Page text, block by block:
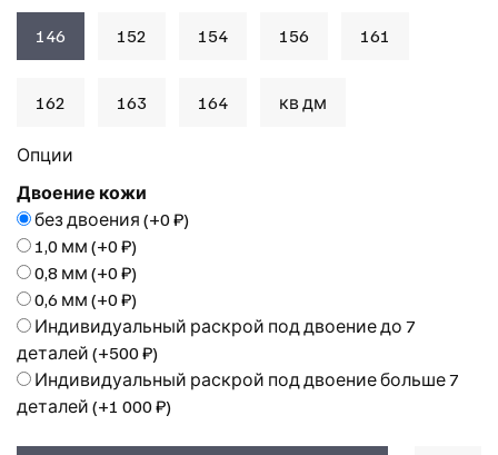
146 152 154 156 161
162 163 164 кв дм
Опции
Двоение кожи
без двоения (+0 ₽)
1,0 мм (+0 ₽)
0,8 мм (+0 ₽)
0,6 мм (+0 ₽)
Индивидуальный раскрой под двоение до 7
деталей (+500 ₽)
Индивидуальный раскрой под двоение больше 7
деталей (+1 000 ₽)